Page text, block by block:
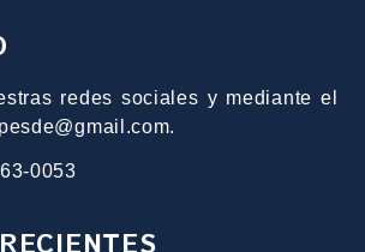
redes sociales y mediante el
0053